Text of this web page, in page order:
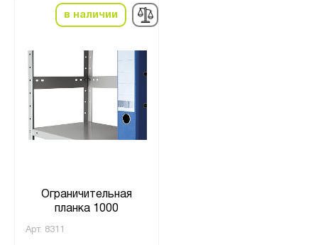
в наличии
Ограничительная
планка 1000
Арт. 8311